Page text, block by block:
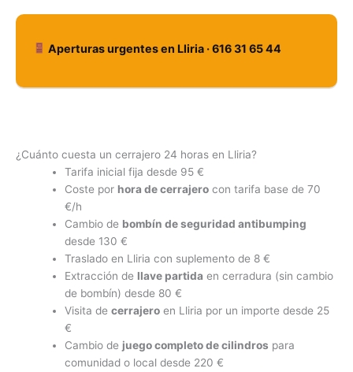
Aperturas urgentes en Lliria · 616 31 65 44
¿Cuánto cuesta un cerrajero 24 horas en Lliria?
Tarifa inicial fija desde 95 €
Coste por hora de cerrajerocon tarifa base de 70
€/h
Cambio de bombín de seguridad antibumping
desde 130 €
Traslado en Lliria con suplemento de 8 €
Extracción de llave partida en cerradura (sin cambio
de bombín) desde 80 €
Visita de cerrajeroen Lliria por un importe desde 25
€
Cambio de juego completo de cilindros para
comunidad o local desde 220 €